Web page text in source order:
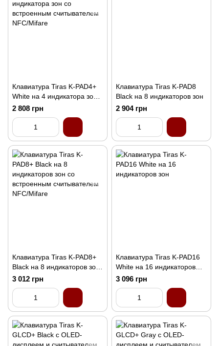
Клавиатура Tiras K-PAD4+
White на 4 индикатора зон
со встроенным
считывателем NFC/Mifare
2 808 грн
Клавиатура Tiras K-PAD8
Black на 8 индикаторов зон
2 904 грн
Клавиатура Tiras K-PAD8+
Black на 8 индикаторов зон
со встроенным
считывателем NFC/Mifare
3 012 грн
Клавиатура Tiras K-PAD16
White на 16 индикаторов
зон
3 096 грн